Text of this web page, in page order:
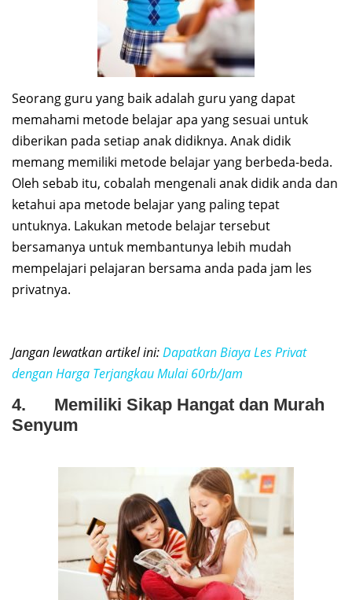
Seorang guru yang baik adalah guru yang dapat
memahami metode belajar apa yang sesuai untuk
diberikan pada setiap anak didiknya. Anak didik
memang memiliki metode belajar yang berbeda-beda.
Oleh sebab itu, cobalah mengenali anak didik anda dan
ketahui apa metode belajar yang paling tepat
untuknya. Lakukan metode belajar tersebut
bersamanya untuk membantunya lebih mudah
mempelajari pelajaran bersama anda pada jam les
privatnya.
Jangan lewatkan artikel ini:Dapatkan Biaya Les Privat
dengan Harga Terjangkau Mulai 60rb/Jam
4. Memiliki Sikap Hangat dan Murah
Senyum